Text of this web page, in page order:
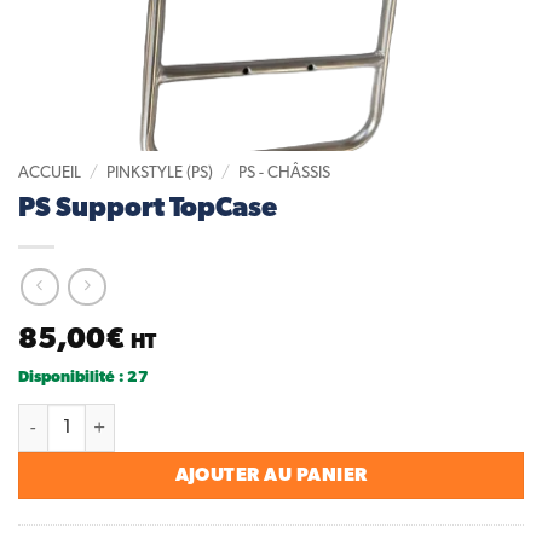
ACCUEIL / PINKSTYLE (PS) / PS - CHÂSSIS
PS Support TopCase
85,00€ HT
Disponibilité : 27
quantité de PS Support TopCase
AJOUTER AU PANIER